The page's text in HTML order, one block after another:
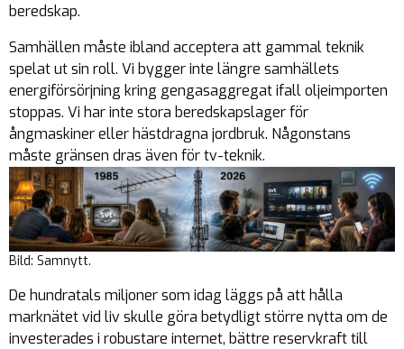
beredskap.
Samhällen måste ibland acceptera att gammal teknik
spelat ut sin roll. Vi bygger inte längre samhällets
energiförsörjning kring gengasaggregat ifall oljeimporten
stoppas. Vi har inte stora beredskapslager för
ångmaskiner eller hästdragna jordbruk. Någonstans
måste gränsen dras även för tv-teknik.
Bild: Samnytt.
De hundratals miljoner som idag läggs på att hålla
marknätet vid liv skulle göra betydligt större nytta om de
investerades i robustare internet, bättre reservkraft till